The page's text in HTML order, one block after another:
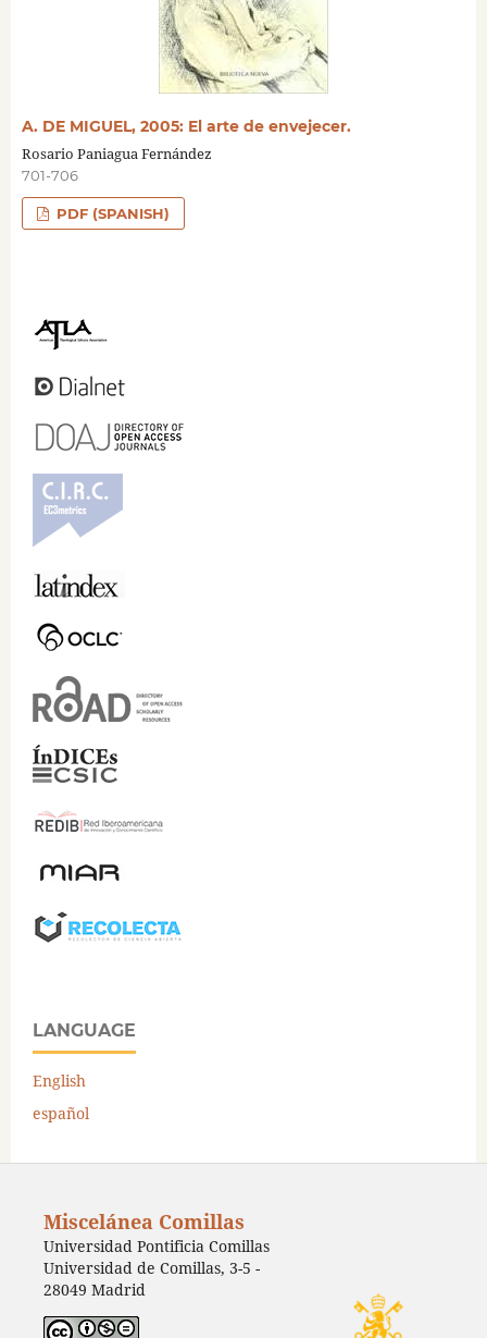
A. DE MIGUEL, 2005: El arte de envejecer.
Rosario Paniagua Fernández
701-706
PDF (SPANISH)
LANGUAGE
English
español
Miscelánea Comillas
Universidad Pontificia Comillas
Universidad de Comillas, 3-5 -
28049 Madrid